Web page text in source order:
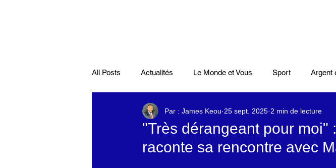
All Posts Actualités Le Monde et Vous Sport Argent
économie française Cinéma Scènes
Musiques Science Podcasts Mode Coupe
"Très dérangeant pour moi"
raconte sa rencontre avec
Par : James Keou 25 sept. 2025 2 min de lecture